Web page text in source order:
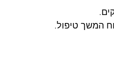
המשך טיפול.